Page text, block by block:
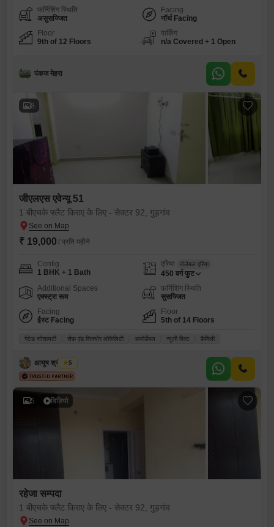
फर्निशिंग स्थिति
असुसज्जित
Facing
नॉर्थ Facing
Floor
9th of 12 Floors
पार्किंग
n/a Covered + 1 Open
पंकज मेहरा
8
जीएलएस एवेन्यू 51
1 बीएचके फ्लैट किराए के लिए - सेक्टर 92, गुड़गांव
₹ 19,000 / प्रति महीने
Config
1 BHK + 1 Bath
एरिया सेलेबल एरिया
450 वर्ग फुट
Additional Spaces
एक्स्ट्रा रूम
फर्निशिंग स्थिति
सुसज्जित
Facing
ईस्ट Facing
Floor
5th of 14 Floors
गेटेड सोसायटी सेफ़ एंड सिक्योर लोकैलिटी अफोर्डेबल न्यूली बिल्ट फ़ैमिली
आयुष श्रीवास्तव
5
5 विडियो
रहेजा सम्पदा
1 बीएचके फ्लैट किराए के लिए - सेक्टर 92, गुड़गांव